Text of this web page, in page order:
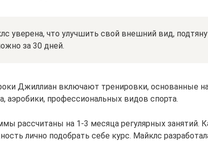
уверена, что улучшить свой внешний вид,
за 30 дней.
Джиллиан включают тренировки, основанные
аэробики, профессиональных видов спорта.
рассчитаны на 1-3 месяца регулярных занятий.
лично подобрать себе курс. Майклс